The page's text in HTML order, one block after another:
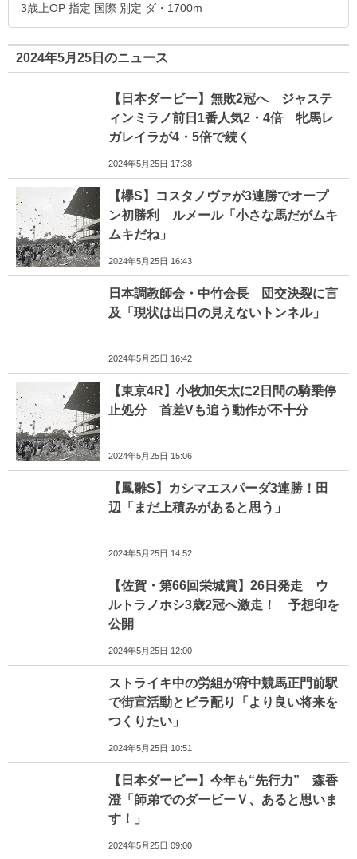
3歳上OP 指定 国際 別定 ダ・1700m
2024年5月25日のニュース
【日本ダービー】無敗2冠へ ジャステ
ィンミラノ前日1番人気2・4倍 牝馬レ
ガレイラが4・5倍で続く
2024年5月25日 17:38
【欅S】コスタノヴァが3連勝でオープ
ン初勝利 ルメール「小さな馬だがムキ
ムキだね」
2024年5月25日 16:43
日本調教師会・中竹会長 団交決裂に言
及「現状は出口の見えないトンネル」
2024年5月25日 16:42
【東京4R】小牧加矢太に2日間の騎乗停
止処分 首差Vも追う動作が不十分
2024年5月25日 15:06
【鳳雛S】カシマエスパーダ3連勝！田
辺「まだ上積みがあると思う」
2024年5月25日 14:52
【佐賀・第66回栄城賞】26日発走 ウ
ルトラノホシ3歳2冠へ激走！ 予想印を
公開
2024年5月25日 12:00
ストライキ中の労組が府中競馬正門前駅
で街宣活動とビラ配り「より良い将来を
つくりたい」
2024年5月25日 10:51
【日本ダービー】今年も“先行力” 森香
澄「師弟でのダービーＶ、あると思いま
す！」
2024年5月25日 09:00